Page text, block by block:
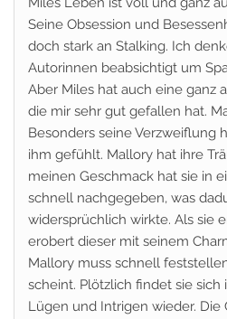
Seine Obsession und
doch stark an Stalking. Ich
Autorinnen beabsichtigt um
Aber Miles hat auch eine ganz
die mir sehr gut gefallen hat.
Besonders seine Verzweiflung
ihm gefühlt. Mallory hat ihre
meinen Geschmack hat sie in
schnell nachgegeben, was
widersprüchlich wirkte. Als sie
erobert dieser mit seinem
Mallory muss schnell
scheint. Plötzlich findet sie sich
Lügen und Intrigen wieder. Die